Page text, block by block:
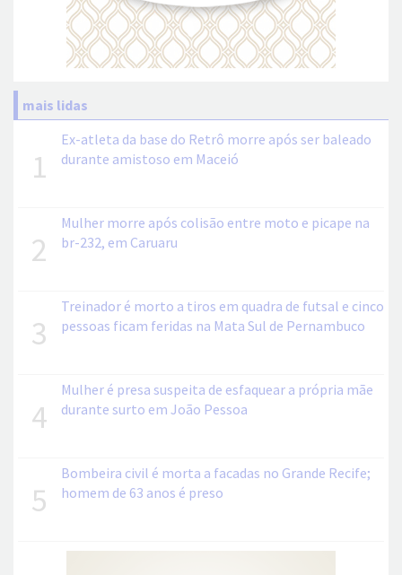
mais lidas
1
Ex-atleta da base do Retrô morre após ser baleado
durante amistoso em Maceió
2
Mulher morre após colisão entre moto e picape na
br-232, em Caruaru
3
Treinador é morto a tiros em quadra de futsal e cinco
pessoas ficam feridas na Mata Sul de Pernambuco
4
Mulher é presa suspeita de esfaquear a própria mãe
durante surto em João Pessoa
5
Bombeira civil é morta a facadas no Grande Recife;
homem de 63 anos é preso